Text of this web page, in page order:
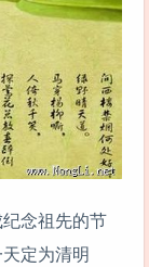
念祖先的节
定为清明